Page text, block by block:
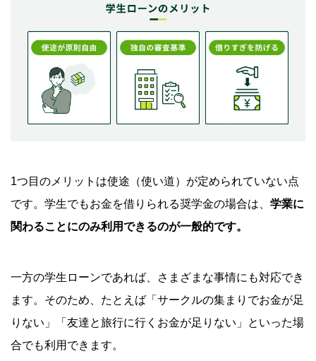
1つ目のメリットは使途（使い道）が定められていない点
です。学生でもお金を借りられる奨学金の場合は、 学業に
関わることにのみ利用できるのが一般的です。
一方の学生ローンであれば、さまざまな事情にも対応でき
ます。そのため、たとえば「サークルの集まりでお金が足
りない」「友達と旅行に行くお金が足りない」といった場
合でも利用できます。